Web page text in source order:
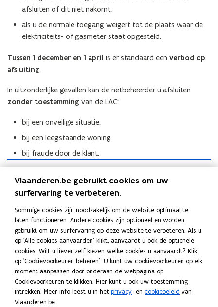
afsluiten of dit niet nakomt.
als u de normale toegang weigert tot de plaats waar de
elektriciteits- of gasmeter staat opgesteld.
Tussen 1 december en 1 april is er standaard een verbod op
afsluiting.
In uitzonderlijke gevallen kan de netbeheerder u afsluiten
zonder toestemming van de LAC:
bij een onveilige situatie.
bij een leegstaande woning.
bij fraude door de klant.
A
afsluiting of heraansluiting van elektriciteit,
aardgas of water
Uitnodiging voor LAC-vergadering
Definitieve beslissing per brief
Lees deze pagina in: English
Deel deze pagina
L
i
K
o
Vlaanderen.be gebruikt cookies om uw
surfervaring te verbeteren.
Sommige cookies zijn noodzakelijk om de website optimaal te
laten functioneren. Andere cookies zijn optioneel en worden
gebruikt om uw surfervaring op deze website te verbeteren. Als u
op 'Alle cookies aanvaarden' klikt, aanvaardt u ook de optionele
cookies. Wilt u liever zelf kiezen welke cookies u aanvaardt? Klik
op 'Cookievoorkeuren beheren'. U kunt uw cookievoorkeuren op elk
moment aanpassen door onderaan de webpagina op
Cookievoorkeuren te klikken. Hier kunt u ook uw toestemming
intrekken. Meer info leest u in het privacy- en cookiebeleid van
Vlaanderen.be.